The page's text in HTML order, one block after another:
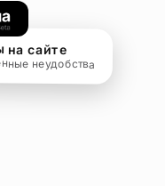
на сайте
неудобства